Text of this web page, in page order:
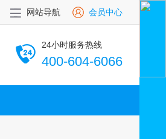
网站导航 会员中心
24小时服务热线
400-604-6066